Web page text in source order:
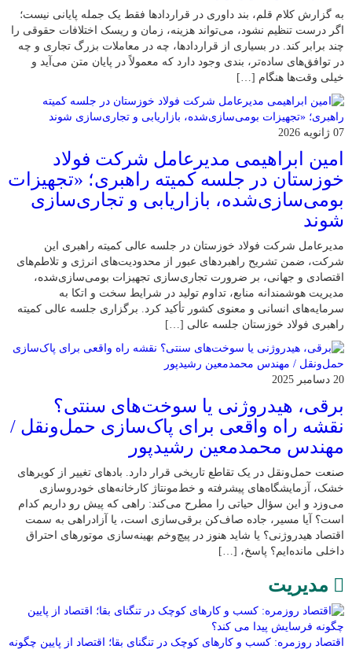
به گزارش کلام قلم، بند داوری در قراردادها فقط یک جمله پایانی نیست؛
اگر درست تنظیم نشود، می‌تواند هزینه، زمان و ریسک اختلافات حقوقی را
چند برابر کند. در بسیاری از قراردادها، چه در معاملات بزرگ تجاری و چه
در توافق‌های ساده‌تر، بندی وجود دارد که معمولاً در پایان متن می‌آید و
خیلی وقت‌ها هنگام […]
07 ژانویه 2026
امین ابراهیمی مدیرعامل شرکت فولاد
خوزستان در جلسه کمیته راهبری؛ «تجهیزات
بومی‌سازی‌شده، بازاریابی و تجاری‌سازی
شوند
مدیرعامل شرکت فولاد خوزستان در جلسه عالی کمیته راهبری این
شرکت، ضمن تشریح راهبردهای عبور از محدودیت‌های انرژی و تلاطم‌های
اقتصادی و جهانی، بر ضرورت تجاری‌سازی تجهیزات بومی‌سازی‌شده،
مدیریت هوشمندانه منابع، تداوم تولید در شرایط سخت و اتکا به
سرمایه‌های انسانی و معنوی کشور تأکید کرد. برگزاری جلسه عالی کمیته
راهبری فولاد خوزستان جلسه عالی […]
20 دسامبر 2025
برقی، هیدروژنی یا سوخت‌های سنتی؟
نقشه راه واقعی برای پاک‌سازی حمل‌ونقل /
مهندس محمدمعین رشیدپور
صنعت حمل‌ونقل در یک تقاطع تاریخی قرار دارد. بادهای تغییر از کویرهای
خشک، آزمایشگاه‌های پیشرفته و خط‌مونتاژ کارخانه‌های خودروسازی
می‌وزد و این سؤال حیاتی را مطرح می‌کند: راهی که پیش رو داریم کدام
است؟ آیا مسیر، جاده صاف‌کن برقی‌سازی است، یا آزادراهی به سمت
اقتصاد هیدروژنی؟ یا شاید هنوز در پیچ‌وخم بهینه‌سازی موتورهای احتراق
داخلی مانده‌ایم؟ پاسخ، […]
مدیریت
اقتصاد روزمره: کسب‌ و کارهای کوچک در تنگنای بقا؛ اقتصاد از پایین چگونه